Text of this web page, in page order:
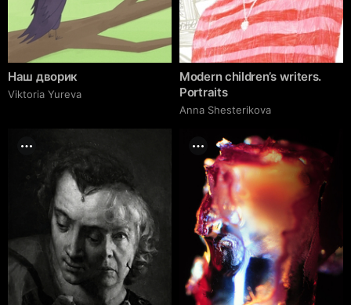
Наш дворик
Viktoria Yureva
Modern children’s writers.
Portraits
Anna Shesterikova